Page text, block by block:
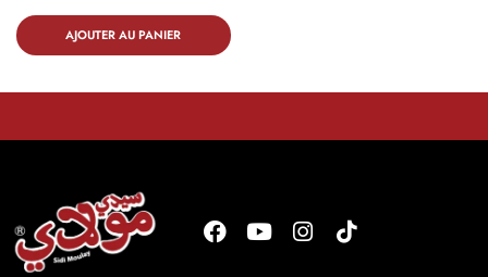
AJOUTER AU PANIER